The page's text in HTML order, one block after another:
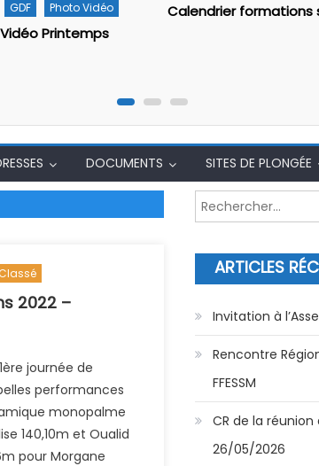
GDF Photo Vidéo
Printemps
Calendrier formations
DOCUMENTS SITES DE PLONGÉE
2022 –
journée de
performances
monopalme
140,10m et Oualid
pour Morgane
Rechercher :
ARTICLES
Invitation à
Rencontre
FFESSM
CR de la
26/05/2026